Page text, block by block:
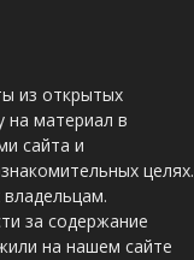
из открытых
на материал в
сайта и
целях.
за содержание
на нашем сайте